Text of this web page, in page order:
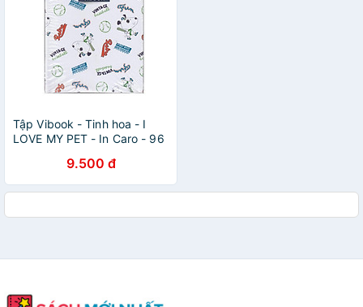
Tập Vibook - Tinh hoa - I
LOVE MY PET - In Caro - 96
9.500 đ